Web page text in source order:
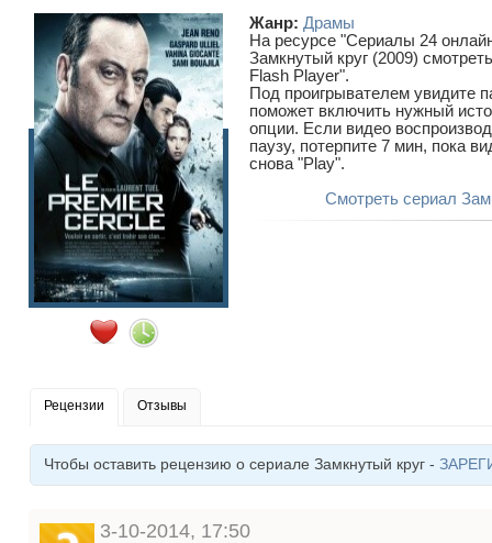
Жанр: Драмы
На ресурсе "Сериалы 24
Замкнутый круг (2009)
Flash Player".
Под проигрывателем увидите
поможет включить нужный
опции. Если видео
паузу, потерпите 7 мин, пока
снова "Play".
Смотреть сериал
Рецензии
Чтобы оставить рецензию о сериале Замкнутый круг -
3-10-2014, 17:50
Отзывы